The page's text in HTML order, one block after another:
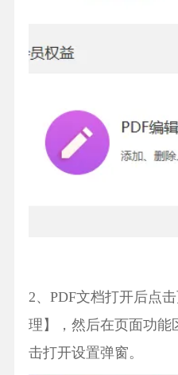
2、PDF文档打开后点
理】，然后在页面功能
击打开设置弹窗。